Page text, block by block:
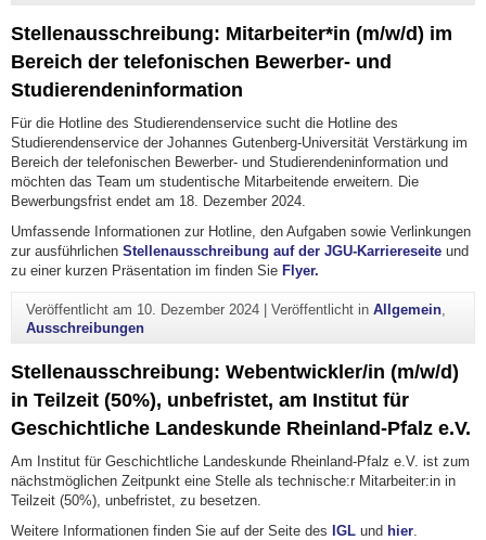
Stellenausschreibung: Mitarbeiter*in (m/w/d) im
Bereich der telefonischen Bewerber- und
Studierendeninformation
Für die Hotline des Studierendenservice sucht die Hotline des
Studierendenservice der Johannes Gutenberg-Universität Verstärkung im
Bereich der telefonischen Bewerber- und Studierendeninformation und
möchten das Team um studentische Mitarbeitende erweitern. Die
Bewerbungsfrist endet am 18. Dezember 2024.
Umfassende Informationen zur Hotline, den Aufgaben sowie Verlinkungen
zur ausführlichen Stellenausschreibung auf der JGU-Karriereseite und
zu einer kurzen Präsentation im finden Sie Flyer.
Veröffentlicht am 10. Dezember 2024| Veröffentlicht in Allgemein,
Ausschreibungen
Stellenausschreibung: Webentwickler/in (m/w/d)
in Teilzeit (50%), unbefristet, am Institut für
Geschichtliche Landeskunde Rheinland-Pfalz e.V.
Am Institut für Geschichtliche Landeskunde Rheinland-Pfalz e.V. ist zum
nächstmöglichen Zeitpunkt eine Stelle als technische:r Mitarbeiter:in in
Teilzeit (50%), unbefristet, zu besetzen.
Weitere Informationen finden Sie auf der Seite des IGL und hier